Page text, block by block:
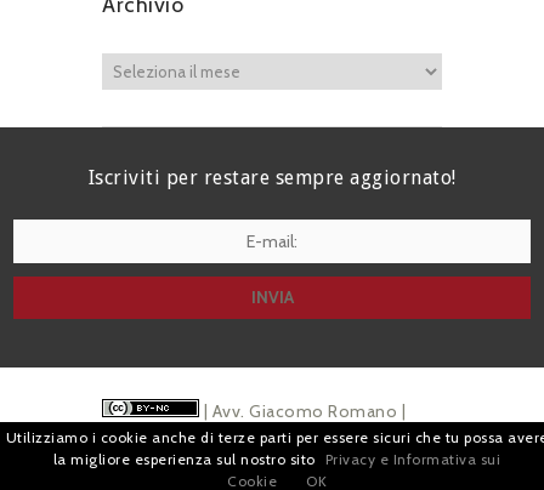
Iscriviti per restare sempre aggiornato!
| Avv. Giacomo Romano |
Piazza di Campitelli, 2 - 00186 Roma | P.I.
Utilizziamo i cookie anche di terze parti per essere sicuri che tu possa
la migliore esperienza sul nostro sito
Privacy e Informativa sui
Cookie
OK